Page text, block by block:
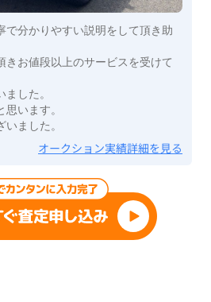
で分かりやすい説明をして頂き助
きお値段以上のサービスを受けて
した。
います。
ました。
オークション実績詳細を見る